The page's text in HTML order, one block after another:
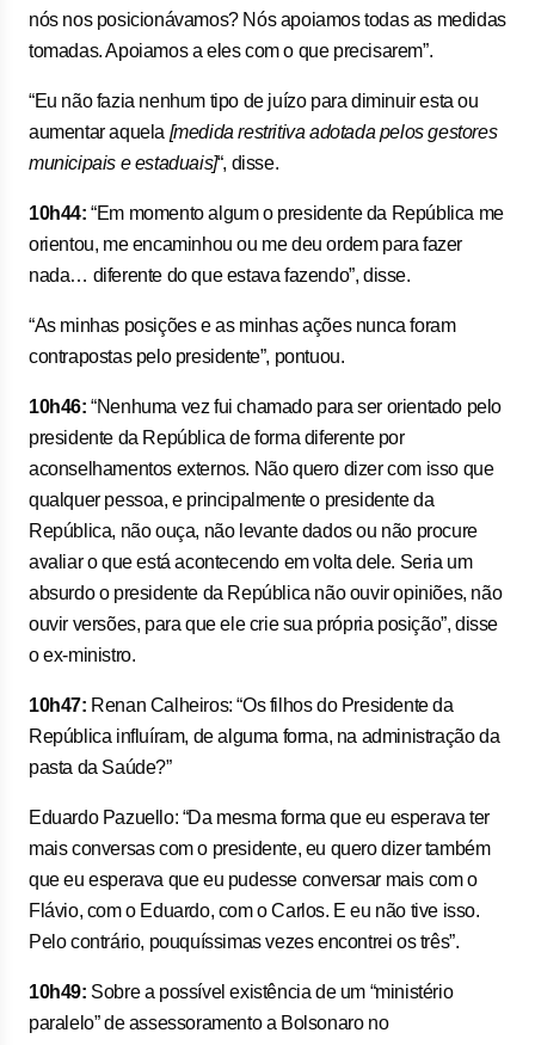
nós nos posicionávamos? Nós apoiamos todas as medidas
tomadas. Apoiamos a eles com o que precisarem”.
“Eu não fazia nenhum tipo de juízo para diminuir esta ou
aumentar aquela [medida restritiva adotada pelos gestores
municipais e estaduais]“, disse.
10h44: “Em momento algum o presidente da República me
orientou, me encaminhou ou me deu ordem para fazer
nada… diferente do que estava fazendo”, disse.
“As minhas posições e as minhas ações nunca foram
contrapostas pelo presidente”, pontuou.
10h46: “Nenhuma vez fui chamado para ser orientado pelo
presidente da República de forma diferente por
aconselhamentos externos. Não quero dizer com isso que
qualquer pessoa, e principalmente o presidente da
República, não ouça, não levante dados ou não procure
avaliar o que está acontecendo em volta dele. Seria um
absurdo o presidente da República não ouvir opiniões, não
ouvir versões, para que ele crie sua própria posição”, disse
o ex-ministro.
10h47: Renan Calheiros: “Os filhos do Presidente da
República influíram, de alguma forma, na administração da
pasta da Saúde?”
Eduardo Pazuello: “Da mesma forma que eu esperava ter
mais conversas com o presidente, eu quero dizer também
que eu esperava que eu pudesse conversar mais com o
Flávio, com o Eduardo, com o Carlos. E eu não tive isso.
Pelo contrário, pouquíssimas vezes encontrei os três”.
10h49: Sobre a possível existência de um “ministério
paralelo” de assessoramento a Bolsonaro no